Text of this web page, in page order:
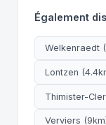
Également
Welkenraedt
Lontzen
Thimister-
Verviers